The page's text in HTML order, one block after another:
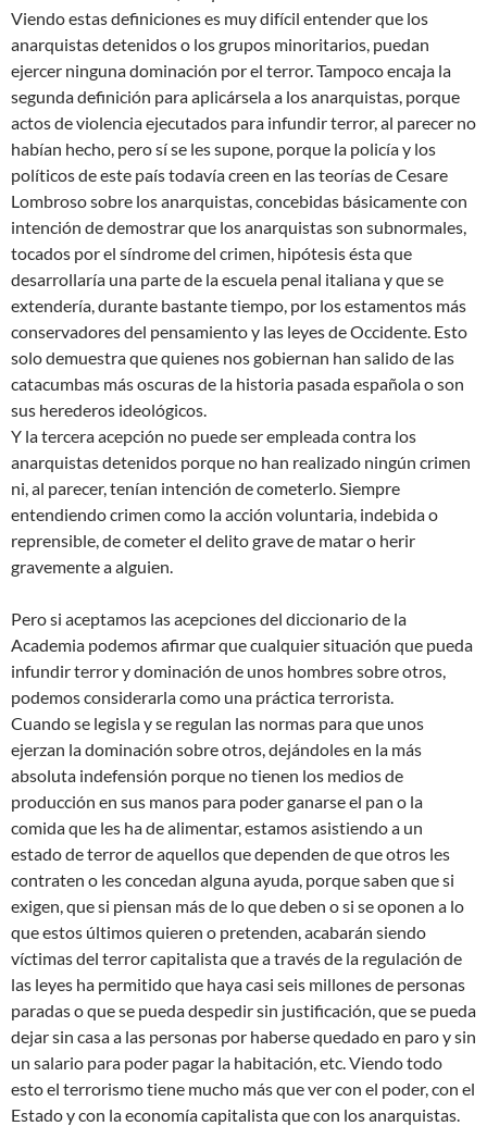
Viendo estas definiciones es muy difícil entender que los
anarquistas detenidos o los grupos minoritarios, puedan
ejercer ninguna dominación por el terror. Tampoco encaja la
segunda definición para aplicársela a los anarquistas, porque
actos de violencia ejecutados para infundir terror, al parecer no
habían hecho, pero sí se les supone, porque la policía y los
políticos de este país todavía creen en las teorías de Cesare
Lombroso sobre los anarquistas, concebidas básicamente con
intención de demostrar que los anarquistas son subnormales,
tocados por el síndrome del crimen, hipótesis ésta que
desarrollaría una parte de la escuela penal italiana y que se
extendería, durante bastante tiempo, por los estamentos más
conservadores del pensamiento y las leyes de Occidente. Esto
solo demuestra que quienes nos gobiernan han salido de las
catacumbas más oscuras de la historia pasada española o son
sus herederos ideológicos.
Y la tercera acepción no puede ser empleada contra los
anarquistas detenidos porque no han realizado ningún crimen
ni, al parecer, tenían intención de cometerlo. Siempre
entendiendo crimen como la acción voluntaria, indebida o
reprensible, de cometer el delito grave de matar o herir
gravemente a alguien.
Pero si aceptamos las acepciones del diccionario de la
Academia podemos afirmar que cualquier situación que pueda
infundir terror y dominación de unos hombres sobre otros,
podemos considerarla como una práctica terrorista.
Cuando se legisla y se regulan las normas para que unos
ejerzan la dominación sobre otros, dejándoles en la más
absoluta indefensión porque no tienen los medios de
producción en sus manos para poder ganarse el pan o la
comida que les ha de alimentar, estamos asistiendo a un
estado de terror de aquellos que dependen de que otros les
contraten o les concedan alguna ayuda, porque saben que si
exigen, que si piensan más de lo que deben o si se oponen a lo
que estos últimos quieren o pretenden, acabarán siendo
víctimas del terror capitalista que a través de la regulación de
las leyes ha permitido que haya casi seis millones de personas
paradas o que se pueda despedir sin justificación, que se pueda
dejar sin casa a las personas por haberse quedado en paro y sin
un salario para poder pagar la habitación, etc. Viendo todo
esto el terrorismo tiene mucho más que ver con el poder, con el
Estado y con la economía capitalista que con los anarquistas.